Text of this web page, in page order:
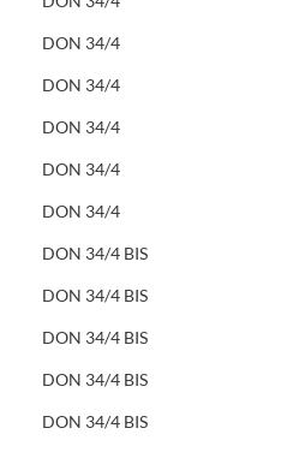
DON 34/4
DON 34/4
DON 34/4
DON 34/4
DON 34/4
DON 34/4 BIS
DON 34/4 BIS
DON 34/4 BIS
DON 34/4 BIS
DON 34/4 BIS